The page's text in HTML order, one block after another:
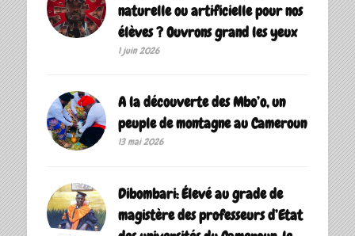
naturelle ou artificielle pour nos
élèves ? Ouvrons grand les yeux
1 juin 2026
A la découverte des Mbo’o, un
peuple de montagne au Cameroun
13 mai 2026
Dibombari: Élevé au grade de
magistère des professeurs d’Etat